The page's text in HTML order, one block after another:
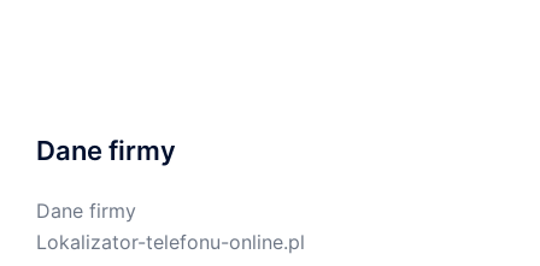
Dane firmy
Dane firmy
Lokalizator-telefonu-online.pl